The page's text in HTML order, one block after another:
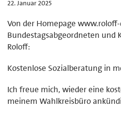
22. Januar 2025
Von der Homepage
Bundestagsabgeordneten und
Roloff:
Kostenlose Sozialberatung in
Ich freue mich, wieder eine
meinem Wahlkreisbüro